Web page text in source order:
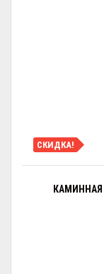
СКИДКА!
КАМИННАЯ